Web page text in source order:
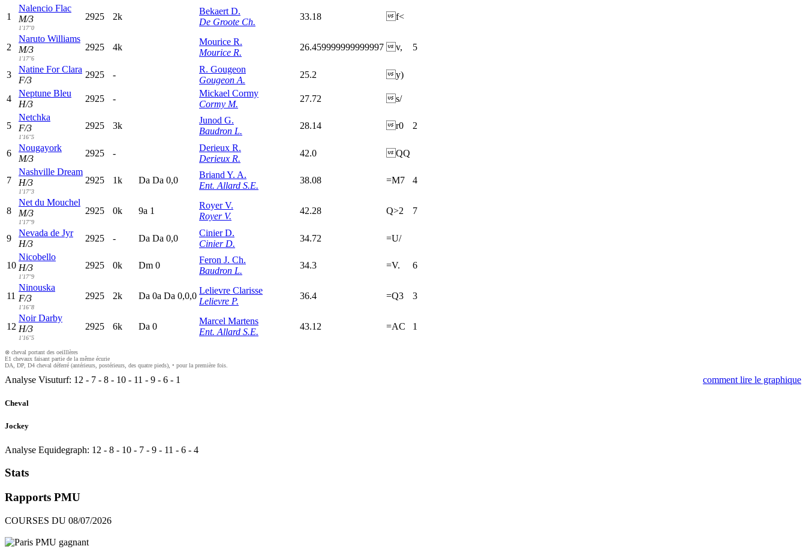
1
Nalencio Flac
M/3
1'17"0
2925 2k
Bekaert D.
De Groote Ch.
33.18 f<
2
Naruto Williams
M/3
1'17"6
2925 4k
Mourice R.
Mourice R.
26.459999999999997 v, 5
3
Natine For Clara
F/3
2925 -
R. Gougeon
Gougeon A.
25.2 y)
4
Neptune Bleu
H/3
2925 -
Mickael Cormy
Cormy M.
27.72 s/
5
Netchka
F/3
1'16"5
2925 3k
Junod G.
Baudron L.
28.14 r0 2
6
Nougayork
M/3
2925 -
Derieux R.
Derieux R.
42.0 QQ
7
Nashville Dream
H/3
1'17"3
2925 1k Da Da 0,0
Briand Y. A.
Ent. Allard S.E.
38.08 =M7 4
8
Net du Mouchel
M/3
1'17"9
2925 0k 9a 1
Royer V.
Royer V.
42.28 Q>2 7
9
Nevada de Jyr
H/3
2925 - Da Da 0,0
Cinier D.
Cinier D.
34.72 =U/
10
Nicobello
H/3
1'17"9
2925 0k Dm 0
Feron J. Ch.
Baudron L.
34.3 =V. 6
11
Ninouska
F/3
1'16"8
2925 2k Da 0a Da 0,0,0
Lelievre Clarisse
Lelievre P.
36.4 =Q3 3
12
Noir Darby
H/3
1'16"5
2925 6k Da 0
Marcel Martens
Ent. Allard S.E.
43.12 =AC 1
⊗ cheval portant des oeilllères
E1 chevaux faisant partie de la même écurie
DA, DP, D4 cheval déferré (antérieurs, postérieurs, des quatre pieds), • pour la première fois.
Analyse Visuturf: 12 - 7 - 8 - 10 - 11 - 9 - 6 - 1 comment lire le graphique
Cheval
Jockey
Analyse Equidegraph: 12 - 8 - 10 - 7 - 9 - 11 - 6 - 4
Stats
Rapports PMU
COURSES DU 08/07/2026